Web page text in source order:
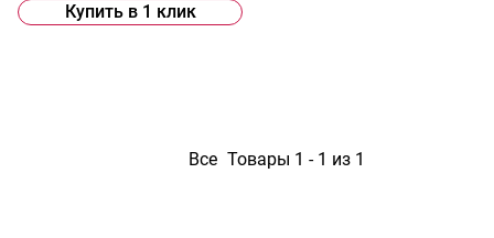
Купить в 1 клик
Все Товары 1 - 1 из 1